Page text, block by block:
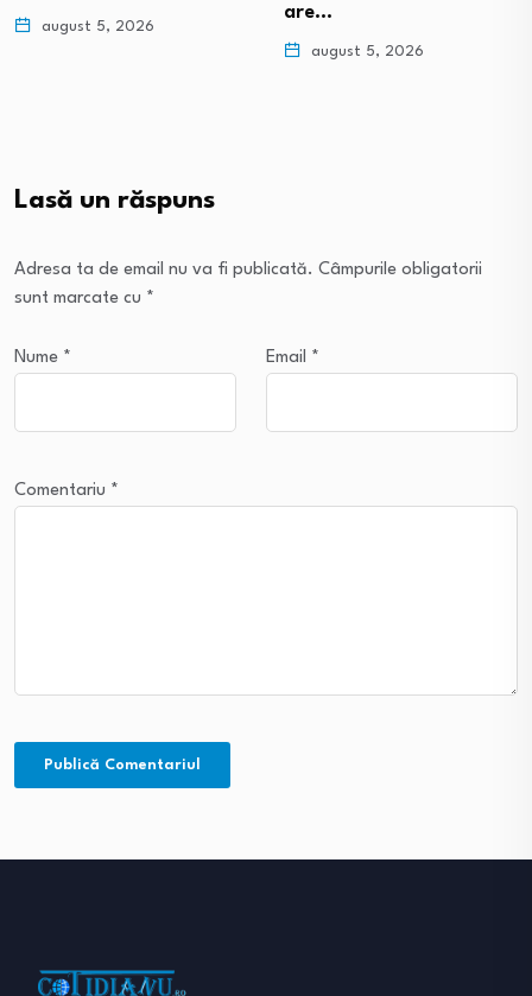
august 5, 2026
are…
august 5, 2026
Lasă un răspuns
Adresa ta de email nu va fi publicată. Câmpurile obligatorii
sunt marcate cu *
Nume * Email *
Comentariu *